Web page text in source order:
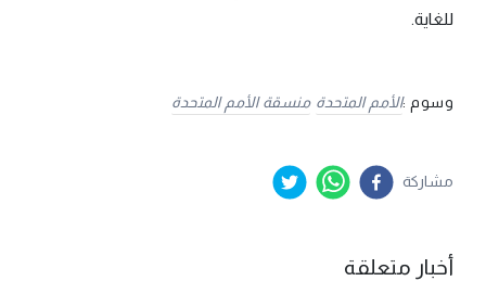
للغاية.
وسوم :الأمم المتحدة منسقة الأمم المتحدة
مشاركة
أخبار متعلقة